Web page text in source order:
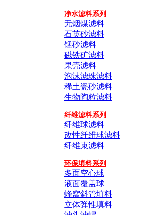
净水滤料系列
无烟煤滤料
石英砂滤料
锰砂滤料
磁铁矿滤料
果壳滤料
泡沫滤珠滤料
稀土瓷砂滤料
生物陶粒滤料
纤维滤料系列
纤维球滤料
改性纤维球滤料
纤维束滤料
环保填料系列
多面空心球
液面覆盖球
蜂窝斜管填料
立体弹性填料